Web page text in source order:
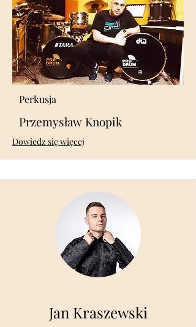
Perkusja
Przemysław Knopik
​Dowiedz się więcej
Jan Kraszewski